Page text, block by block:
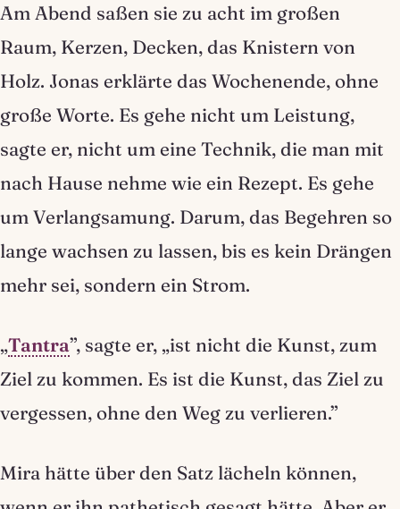
Am Abend saßen sie zu acht im großen
Raum, Kerzen, Decken, das Knistern von
Holz. Jonas erklärte das Wochenende, ohne
große Worte. Es gehe nicht um Leistung,
sagte er, nicht um eine Technik, die man mit
nach Hause nehme wie ein Rezept. Es gehe
um Verlangsamung. Darum, das Begehren so
lange wachsen zu lassen, bis es kein Drängen
mehr sei, sondern ein Strom.
„Tantra”, sagte er, „ist nicht die Kunst, zum
Ziel zu kommen. Es ist die Kunst, das Ziel zu
vergessen, ohne den Weg zu verlieren.”
Mira hätte über den Satz lächeln können,